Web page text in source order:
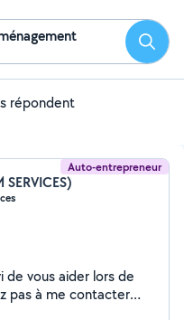
répondent
Auto-entrepreneur
pas à me contacter